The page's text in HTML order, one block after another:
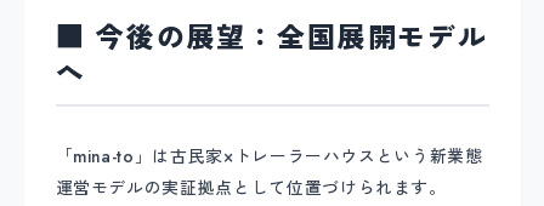
■ 今後の展望：全国展開モデル
へ
「mina-to」は古民家×トレーラーハウスという新業態
運営モデルの実証拠点として位置づけられます。